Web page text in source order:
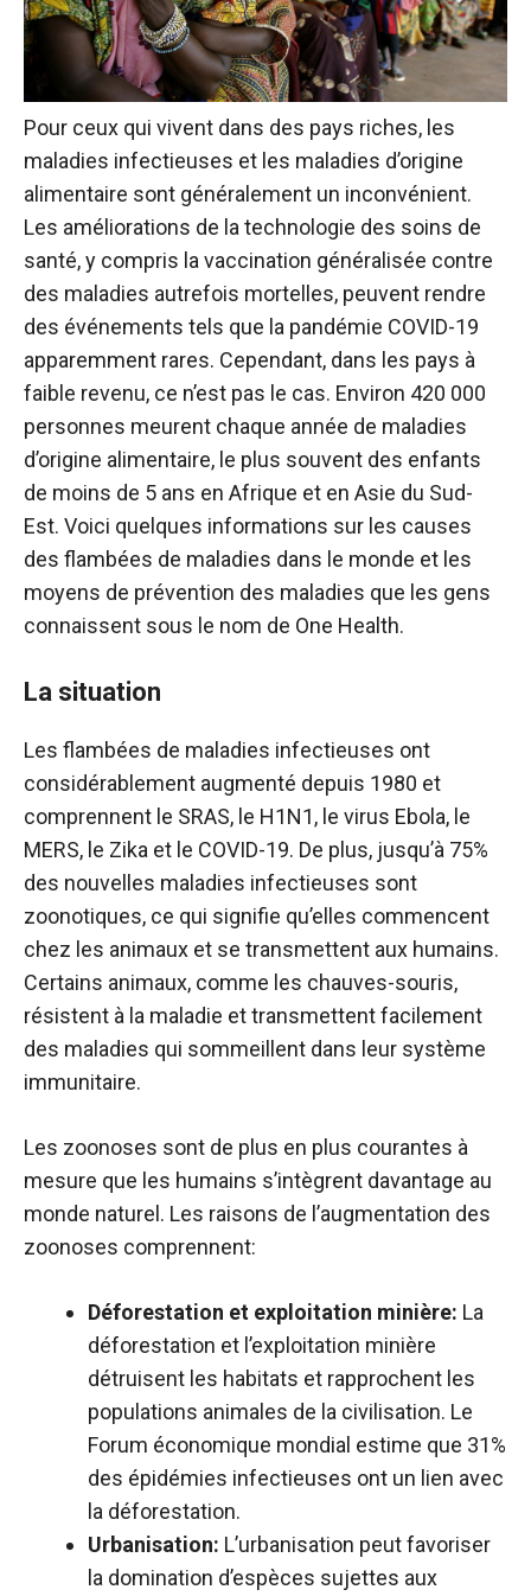
Pour ceux qui vivent dans des pays riches, les
maladies infectieuses et les maladies d’origine
alimentaire sont généralement un inconvénient.
Les améliorations de la technologie des soins de
santé, y compris la vaccination généralisée contre
des maladies autrefois mortelles, peuvent rendre
des événements tels que la pandémie COVID-19
apparemment rares. Cependant, dans les pays à
faible revenu, ce n’est pas le cas. Environ 420 000
personnes meurent chaque année de maladies
d’origine alimentaire, le plus souvent des enfants
de moins de 5 ans en Afrique et en Asie du Sud-
Est. Voici quelques informations sur les causes
des flambées de maladies dans le monde et les
moyens de prévention des maladies que les gens
connaissent sous le nom de One Health.
La situation
Les flambées de maladies infectieuses ont
considérablement augmenté depuis 1980 et
comprennent le SRAS, le H1N1, le virus Ebola, le
MERS, le Zika et le COVID-19. De plus, jusqu’à 75%
des nouvelles maladies infectieuses sont
zoonotiques, ce qui signifie qu’elles commencent
chez les animaux et se transmettent aux humains.
Certains animaux, comme les chauves-souris,
résistent à la maladie et transmettent facilement
des maladies qui sommeillent dans leur système
immunitaire.
Les zoonoses sont de plus en plus courantes à
mesure que les humains s’intègrent davantage au
monde naturel. Les raisons de l’augmentation des
zoonoses comprennent:
Déforestation et exploitation minière: La
déforestation et l’exploitation minière
détruisent les habitats et rapprochent les
populations animales de la civilisation. Le
Forum économique mondial estime que 31%
des épidémies infectieuses ont un lien avec
la déforestation.
Urbanisation: L’urbanisation peut favoriser
la domination d’espèces sujettes aux